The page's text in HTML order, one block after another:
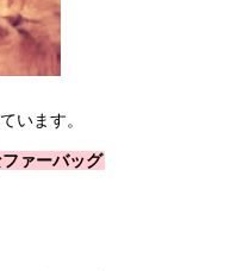
います。
ァーバッグ